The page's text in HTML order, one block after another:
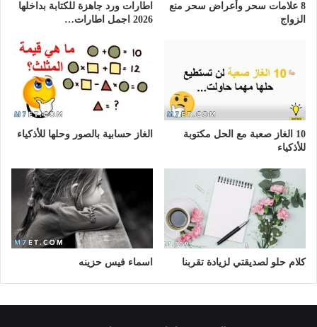
8 علامات سحر وأعراض سحر منع
الزواج
اطارات ورد جاهزة للكتابة بداخلها
2026 اجمل اطارات…
10 الغاز صعبة مع الحل مكتوبة
للأذكياء
الغاز حسابية بالصور وحلها للأذكياء
كلام حلو لصديقتي لزيادة تقربنا اسماء فيس حزينه